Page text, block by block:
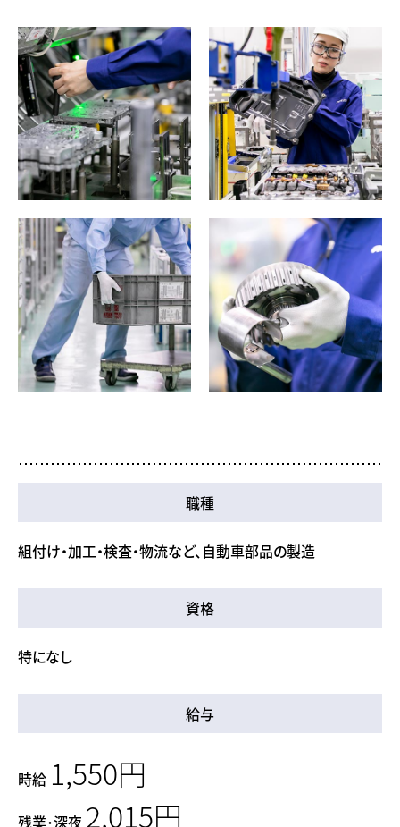
職種
組付け・加工・検査・物流など、自動車部品の製造
資格
特になし
給与
時給 1,550円
残業･深夜 2,015円